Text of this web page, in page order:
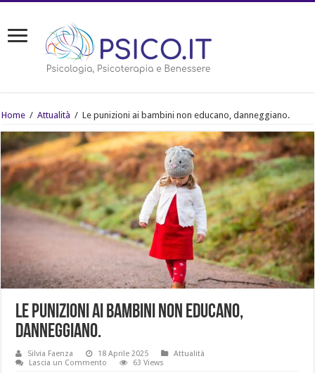
Home / Attualità / Le punizioni ai bambini non educano, danneggiano.
Le punizioni ai bambini non educano,
danneggiano.
Silvia Faenza 18 Aprile 2025
Attualità
Lascia un Commento
63 Views